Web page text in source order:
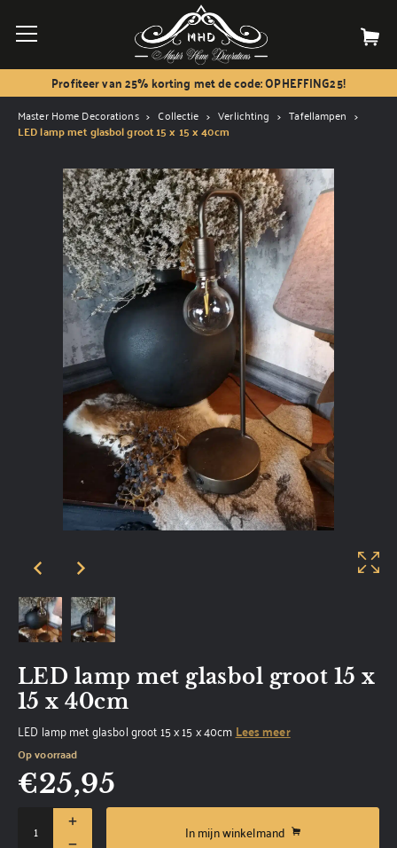
Profiteer van 25% korting met de code: OPHEFFING25!
Master Home Decorations Collectie Verlichting Tafellampen
LED lamp met glasbol groot 15 x 15 x 40cm
LED lamp met glasbol groot 15 x
15 x 40cm
LED lamp met glasbol groot 15 x 15 x 40cmLees meer
Op voorraad
€25,95
In mijn winkelmand